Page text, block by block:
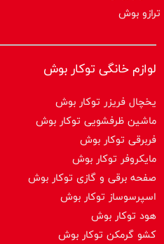
ترازو بوش
لوازم خانگی توکار بوش
یخچال فریزر توکار بوش
ماشین ظرفشویی توکار بوش
فربرقی توکار بوش
مایکروفر توکار بوش
صفحه برقی و گازی توکار بوش
اسپرسوساز توكار بوش
هود توکار بوش
کشو گرمکن توکار بوش